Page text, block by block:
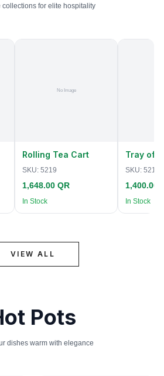
collections for elite hospitality
Rolling Tea Cart
SKU: 5219
1,648.00 QR
In Stock
Tray of
SKU: 5218
1,400.00
In Stock
VIEW ALL
Pots
dishes warm with elegance